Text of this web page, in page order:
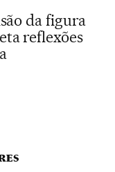
da figura
reflexões